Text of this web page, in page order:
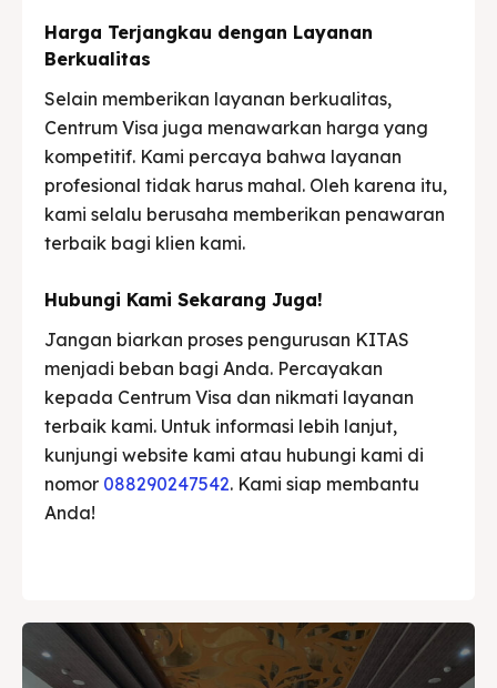
Harga Terjangkau dengan Layanan
Berkualitas
Selain memberikan layanan berkualitas,
Centrum Visa juga menawarkan harga yang
kompetitif. Kami percaya bahwa layanan
profesional tidak harus mahal. Oleh karena itu,
kami selalu berusaha memberikan penawaran
terbaik bagi klien kami.
Hubungi Kami Sekarang Juga!
Jangan biarkan proses pengurusan KITAS
menjadi beban bagi Anda. Percayakan
kepada Centrum Visa dan nikmati layanan
terbaik kami. Untuk informasi lebih lanjut,
kunjungi website kami atau hubungi kami di
nomor 088290247542. Kami siap membantu
Anda!